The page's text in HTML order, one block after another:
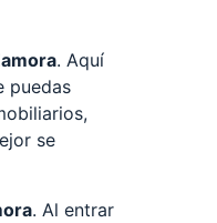
. Aquí
puedas
se
. Al entrar